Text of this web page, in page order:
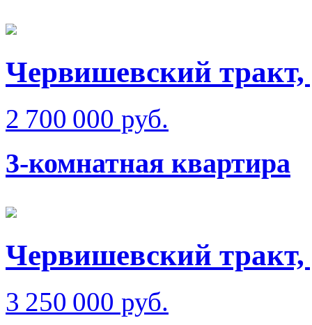
Червишевский
2 700 000 руб.
3-комнатная квартира
Червишевский
3 250 000 руб.